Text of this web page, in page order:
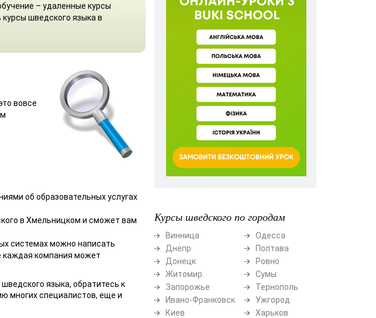
– удаленные курсы
шведского языка в
вовсе
об образовательных услугах
в Хмельницком и сможет вам
системах можно написать
каждая компания может
языка, обратитесь к
многих специалистов, еще и
Курсы шведского по городам
Винница
Днепр
Донецк
Житомир
Запорожье
Ивано-Франковск
Киев
Одесса
Полтава
Ровно
Сумы
Тернополь
Ужгород
Харьков